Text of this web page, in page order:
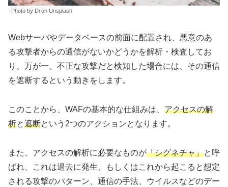
Photo by Di on Unsplash
Webサーバやデータベースの前面に配置され、悪意のあ
る攻撃者からの通信がないかどうかを解析・検査してお
り、万が一、不正な攻撃だと検知した場合には、その通信
を遮断するという動きをします。
このことから、WAFの基本的な仕組みは、 アクセスの解
析と遮断という2つのアクションとなります。
また、アクセスの解析に必要なものが「シグネチャ」と呼
ばれ、これは過去に発生、もしくはこれから起こると想定
される攻撃のパターン、通信の手法、ウイルスなどのデー